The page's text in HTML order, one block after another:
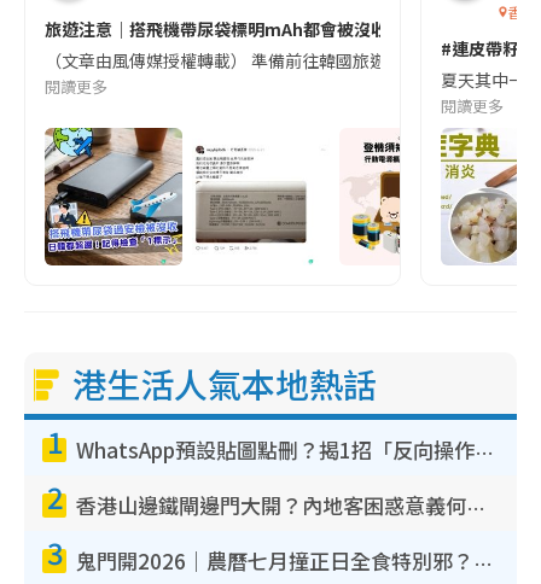
旅遊注意｜搭飛機帶尿袋標明mAh都會被沒收😱出發前切記檢查
（文章由風傳媒授權轉載） 準備前往韓國旅遊的民眾，近期要
閱讀更多
香港
#連皮帶籽
夏天其中一
閱讀更多
港生活人氣本地熱話
1 WhatsApp預設貼圖點刪？揭1招「反向操作」還原簡潔介面 附3步實測教學
2 香港山邊鐵閘邊門大開？內地客困惑意義何在！網民神回覆：呢種叫法理性防禦
3 鬼門開2026｜農曆七月撞正日全食特別邪？專家警告切忌做一事！揭4大禁忌+2招保平安